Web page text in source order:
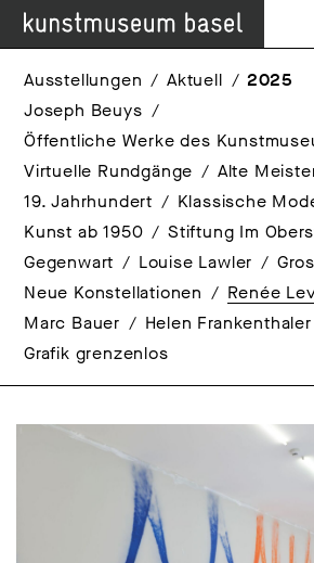
Ausstellungen Aktuell
2025
Joseph Beuys
Öffentliche Werke des
Virtuelle Rundgänge
Alte
19. Jahrhundert
Klassische
Kunst ab 1950
Stiftung Im
Gegenwart
Louise Lawler
Neue Konstellationen
Renée
Marc Bauer
Helen Frankenthaler
Grafik grenzenlos